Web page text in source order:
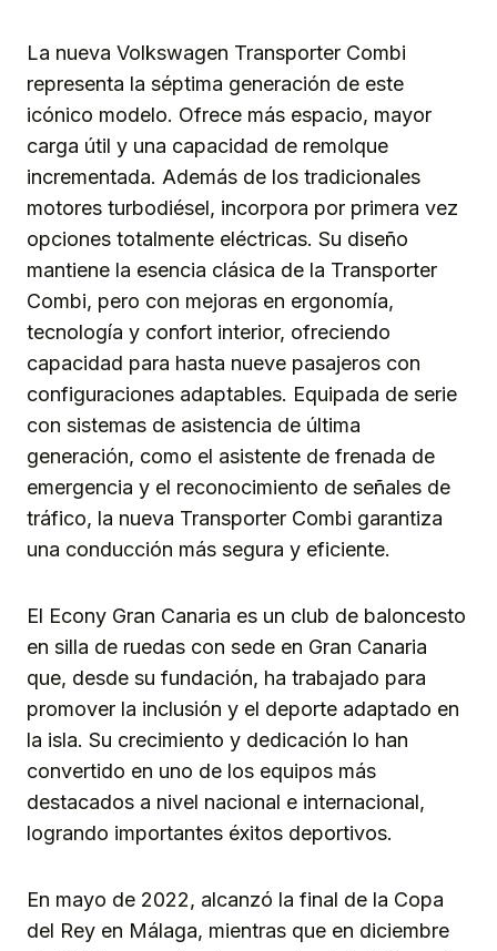
La nueva Volkswagen Transporter Combi
representa la séptima generación de este
icónico modelo. Ofrece más espacio, mayor
carga útil y una capacidad de remolque
incrementada. Además de los tradicionales
motores turbodiésel, incorpora por primera vez
opciones totalmente eléctricas. Su diseño
mantiene la esencia clásica de la Transporter
Combi, pero con mejoras en ergonomía,
tecnología y confort interior, ofreciendo
capacidad para hasta nueve pasajeros con
configuraciones adaptables. Equipada de serie
con sistemas de asistencia de última
generación, como el asistente de frenada de
emergencia y el reconocimiento de señales de
tráfico, la nueva Transporter Combi garantiza
una conducción más segura y eficiente.
El Econy Gran Canaria es un club de baloncesto
en silla de ruedas con sede en Gran Canaria
que, desde su fundación, ha trabajado para
promover la inclusión y el deporte adaptado en
la isla. Su crecimiento y dedicación lo han
convertido en uno de los equipos más
destacados a nivel nacional e internacional,
logrando importantes éxitos deportivos.
En mayo de 2022, alcanzó la final de la Copa
del Rey en Málaga, mientras que en diciembre